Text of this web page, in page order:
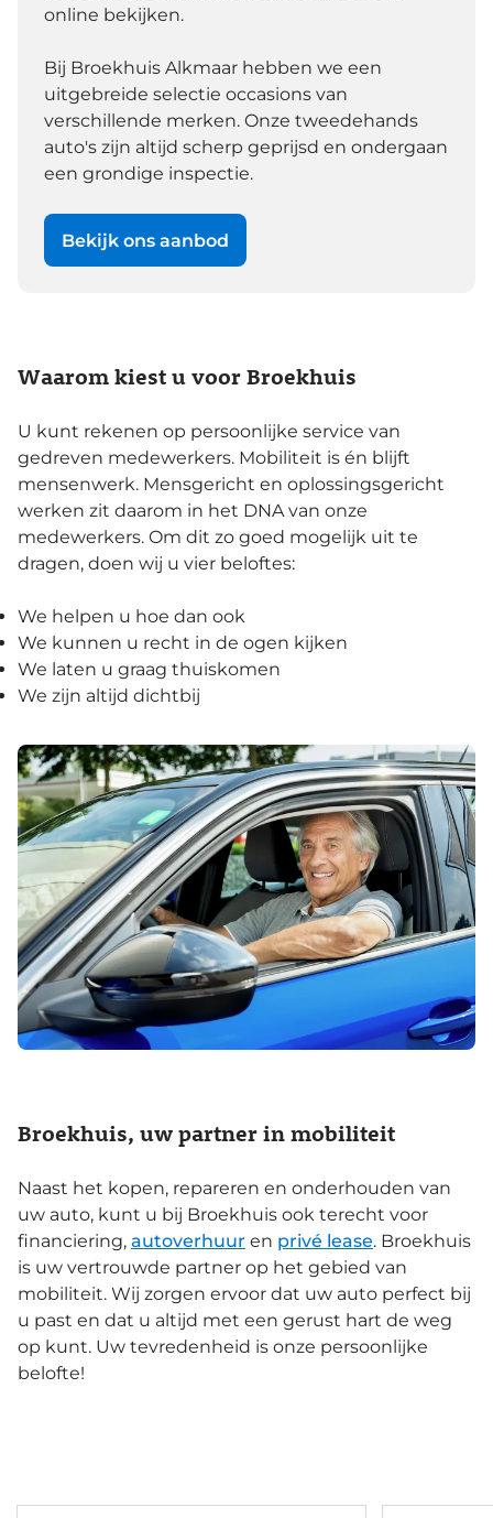
online bekijken.
Bij Broekhuis Alkmaar hebben we een
uitgebreide selectie occasions van
verschillende merken. Onze tweedehands
auto's zijn altijd scherp geprijsd en ondergaan
een grondige inspectie.
Bekijk ons aanbod
Waarom kiest u voor Broekhuis
U kunt rekenen op persoonlijke service van
gedreven medewerkers. Mobiliteit is én blijft
mensenwerk. Mensgericht en oplossingsgericht
werken zit daarom in het DNA van onze
medewerkers. Om dit zo goed mogelijk uit te
dragen, doen wij u vier beloftes:
We helpen u hoe dan ook
We kunnen u recht in de ogen kijken
We laten u graag thuiskomen
We zijn altijd dichtbij
Broekhuis, uw partner in mobiliteit
Naast het kopen, repareren en onderhouden van
uw auto, kunt u bij Broekhuis ook terecht voor
financiering, autoverhuur en privé lease. Broekhuis
is uw vertrouwde partner op het gebied van
mobiliteit. Wij zorgen ervoor dat uw auto perfect bij
u past en dat u altijd met een gerust hart de weg
op kunt. Uw tevredenheid is onze persoonlijke
belofte!